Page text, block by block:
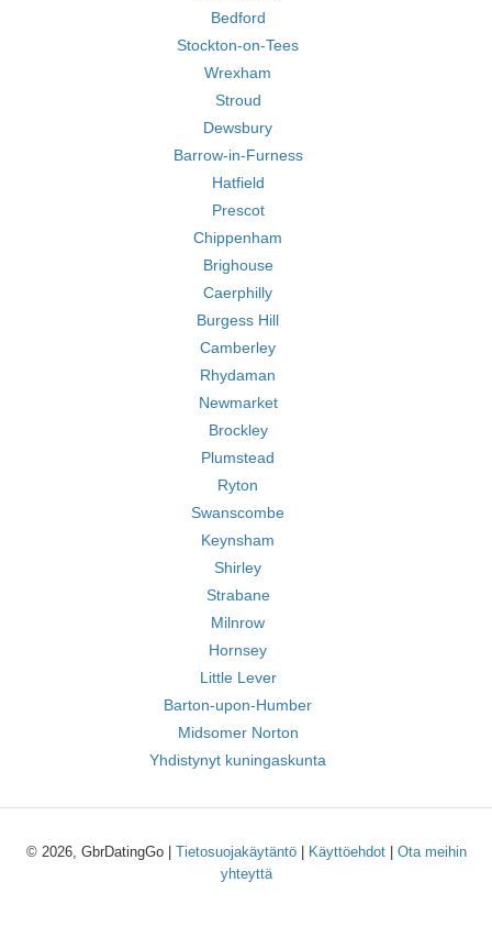
Bedford
Stockton-on-Tees
Wrexham
Stroud
Dewsbury
Barrow-in-Furness
Hatfield
Prescot
Chippenham
Brighouse
Caerphilly
Burgess Hill
Camberley
Rhydaman
Newmarket
Brockley
Plumstead
Ryton
Swanscombe
Keynsham
Shirley
Strabane
Milnrow
Hornsey
Little Lever
Barton-upon-Humber
Midsomer Norton
Yhdistynyt kuningaskunta
© 2026, GbrDatingGo | Tietosuojakäytäntö| Käyttöehdot| Ota meihin
yhteyttä